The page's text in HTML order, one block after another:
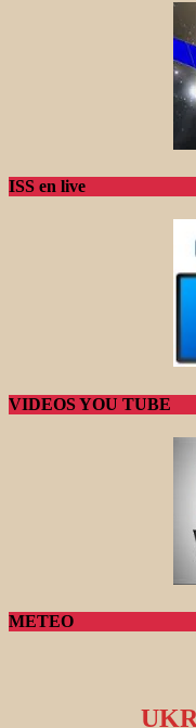
ISS en live
VIDEOS YOU TUBE
METEO